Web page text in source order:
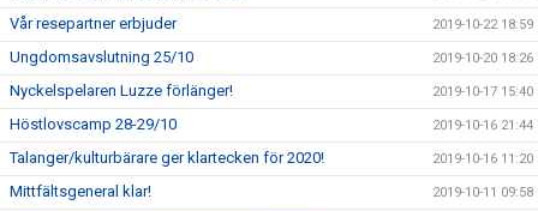
Vår resepartner erbjuder 2019-10-22 18:59
Ungdomsavslutning 25/10 2019-10-20 18:26
Nyckelspelaren Luzze förlänger! 2019-10-17 15:40
Höstlovscamp 28-29/10 2019-10-16 21:44
Talanger/kulturbärare ger klartecken för 2020! 2019-10-16 11:20
Mittfältsgeneral klar! 2019-10-11 09:58